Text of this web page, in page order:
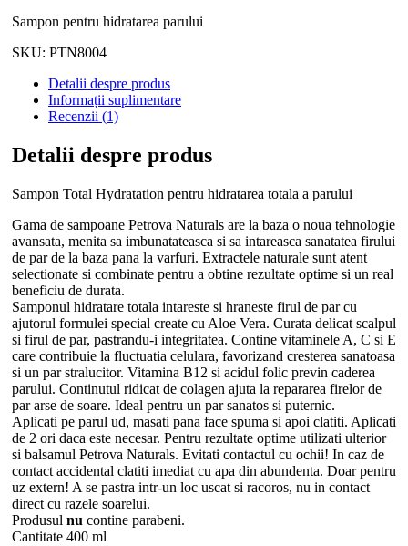
Sampon pentru hidratarea parului
SKU: PTN8004
Detalii despre produs
Informații suplimentare
Recenzii (1)
Detalii despre produs
Sampon Total Hydratation pentru hidratarea totala a parului
Gama de sampoane Petrova Naturals are la baza o noua tehnologie
avansata, menita sa imbunatateasca si sa intareasca sanatatea firului
de par de la baza pana la varfuri. Extractele naturale sunt atent
selectionate si combinate pentru a obtine rezultate optime si un real
beneficiu de durata.
Samponul hidratare totala intareste si hraneste firul de par cu
ajutorul formulei special create cu Aloe Vera. Curata delicat scalpul
si firul de par, pastrandu-i integritatea. Contine vitaminele A, C si E
care contribuie la fluctuatia celulara, favorizand cresterea sanatoasa
si un par stralucitor. Vitamina B12 si acidul folic previn caderea
parului. Continutul ridicat de colagen ajuta la repararea firelor de
par arse de soare. Ideal pentru un par sanatos si puternic.
Aplicati pe parul ud, masati pana face spuma si apoi clatiti. Aplicati
de 2 ori daca este necesar. Pentru rezultate optime utilizati ulterior
si balsamul Petrova Naturals. Evitati contactul cu ochii! In caz de
contact accidental clatiti imediat cu apa din abundenta. Doar pentru
uz extern! A se pastra intr-un loc uscat si racoros, nu in contact
direct cu razele soarelui.
Produsul nu contine parabeni.
Cantitate 400 ml